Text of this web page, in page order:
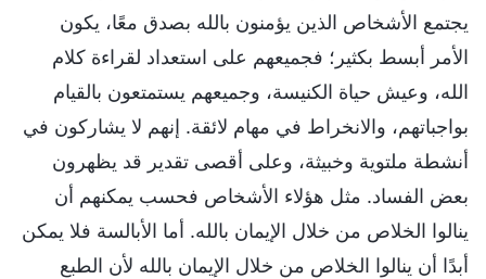
يجتمع الأشخاص الذين يؤمنون بالله بصدق معًا، يكون
الأمر أبسط بكثير؛ فجميعهم على استعداد لقراءة كلام
الله، وعيش حياة الكنيسة، وجميعهم يستمتعون بالقيام
بواجباتهم، والانخراط في مهام لائقة. إنهم لا يشاركون في
أنشطة ملتوية وخبيثة، وعلى أقصى تقدير قد يظهرون
بعض الفساد. مثل هؤلاء الأشخاص فحسب يمكنهم أن
ينالوا الخلاص من خلال الإيمان بالله. أما الأبالسة فلا يمكن
أبدًا أن ينالوا الخلاص من خلال الإيمان بالله لأن الطبع